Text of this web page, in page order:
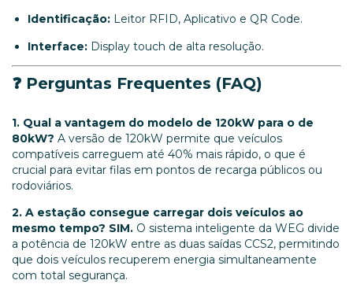
Identificação: Leitor RFID, Aplicativo e QR Code.
Interface: Display touch de alta resolução.
❓ Perguntas Frequentes (FAQ)
1. Qual a vantagem do modelo de 120kW para o de
80kW? A versão de 120kW permite que veículos
compatíveis carreguem até 40% mais rápido, o que é
crucial para evitar filas em pontos de recarga públicos ou
rodoviários.
2. A estação consegue carregar dois veículos ao
mesmo tempo? SIM. O sistema inteligente da WEG divide
a potência de 120kW entre as duas saídas CCS2, permitindo
que dois veículos recuperem energia simultaneamente
com total segurança.